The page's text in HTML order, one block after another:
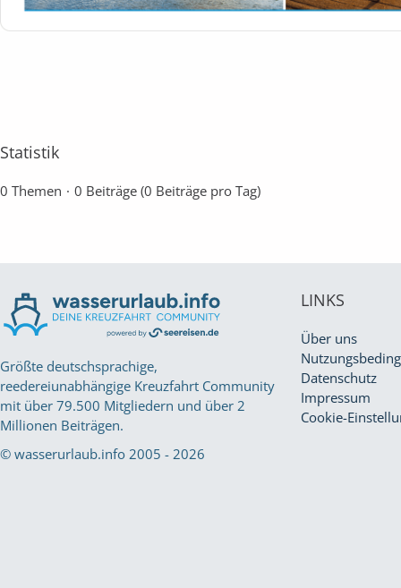
Statistik
0 Themen 0 Beiträge (0 Beiträge pro Tag)
Größte deutschsprachige,
reedereiunabhängige Kreuzfahrt Community
mit über 79.500 Mitgliedern und über 2
Millionen Beiträgen.
© wasserurlaub.info 2005 - 2026
LINKS
Über uns
Datenschutz
Impressum
Cookie-